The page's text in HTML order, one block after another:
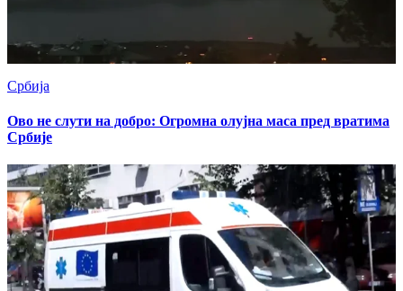
Србија
Ово не слути на добро: Огромна олујна маса пред вратима
Србије